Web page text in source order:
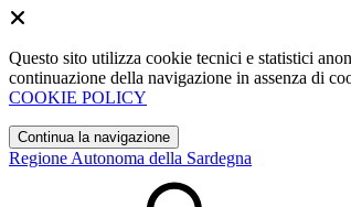
Questo sito utilizza cookie tecnici e statistici
continuazione della navigazione in assenza di
COOKIE POLICY
Continua la navigazione
Regione Autonoma della Sardegna